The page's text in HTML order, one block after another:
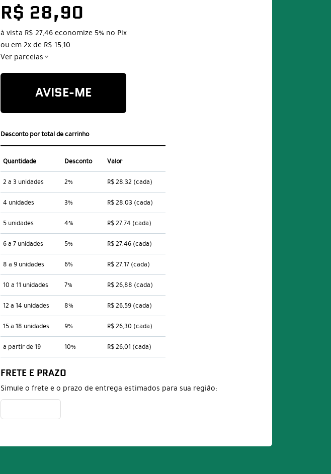
R$ 28,90
à vista R$ 27,46economize 5% no Pix
ou em2xde R$ 15,10
Ver parcelas
AVISE-ME
Desconto por total de carrinho
Quantidade Desconto Valor
2 a 3 unidades 2% R$ 28,32 (cada)
4 unidades 3% R$ 28,03 (cada)
5 unidades 4% R$ 27,74 (cada)
6 a 7 unidades 5% R$ 27,46 (cada)
8 a 9 unidades 6% R$ 27,17 (cada)
10 a 11 unidades 7% R$ 26,88 (cada)
12 a 14 unidades 8% R$ 26,59 (cada)
15 a 18 unidades 9% R$ 26,30 (cada)
a partir de 19 10% R$ 26,01 (cada)
FRETE E PRAZO
Simule o frete e o prazo de entrega estimados para sua região: